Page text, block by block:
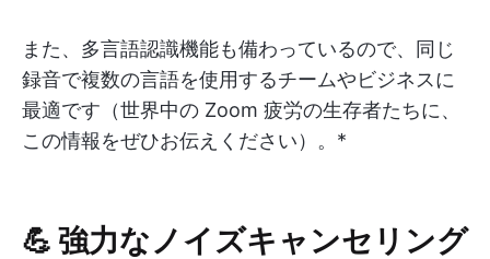
また、多言語認識機能も備わっているので、同じ
録音で複数の言語を使用するチームやビジネスに
最適です（世界中の Zoom 疲労の生存者たちに、
この情報をぜひお伝えください）。*
💪 強力なノイズキャンセリング